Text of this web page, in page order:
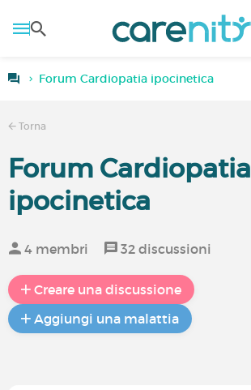
Forum Cardiopatia ipocinetica
Torna
Forum Cardiopatia
ipocinetica
4 membri 32 discussioni
Creare una discussione
Aggiungi una malattia